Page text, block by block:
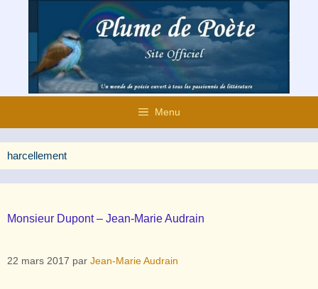
contenu
Menu
harcellement
Monsieur Dupont – Jean-Marie Audrain
22 mars 2017 par Jean-Marie Audrain